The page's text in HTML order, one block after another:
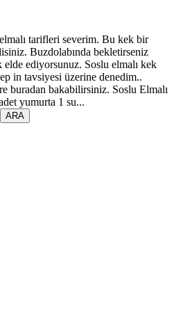
tarifleri severim. Bu kek bir
Buzdolabında bekletirseniz
elde ediyorsunuz. Soslu elmalı kek
in tavsiyesi üzerine denedim..
buradan bakabilirsiniz. Soslu Elmalı
yumurta 1 su...